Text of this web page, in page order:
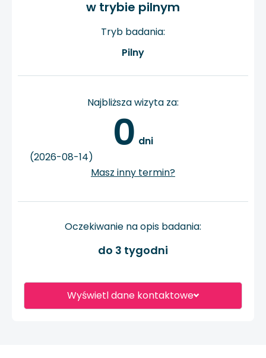
Wyświetl dane kontaktowe
w trybie pilnym
Tryb badania:
Pilny
Najbliższa wizyta za:
0 dni
(2026-08-14)
Masz inny termin?
Oczekiwanie na opis badania:
do 3 tygodni